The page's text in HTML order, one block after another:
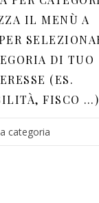
IL MENÙ A
DI TUO
(ES.
FISCO …)
utilizza il